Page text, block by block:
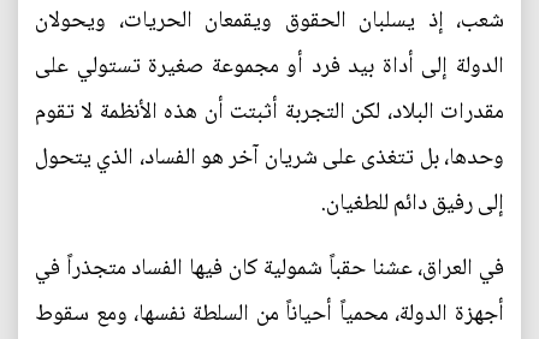
شعب، إذ يسلبان الحقوق ويقمعان الحريات، ويحولان
الدولة إلى أداة بيد فرد أو مجموعة صغيرة تستولي على
مقدرات البلاد، لكن التجربة أثبتت أن هذه الأنظمة لا تقوم
وحدها، بل تتغذى على شريان آخر هو الفساد، الذي يتحول
إلى رفيق دائم للطغيان.
في العراق، عشنا حقباً شمولية كان فيها الفساد متجذراً في
أجهزة الدولة، محمياً أحياناً من السلطة نفسها، ومع سقوط